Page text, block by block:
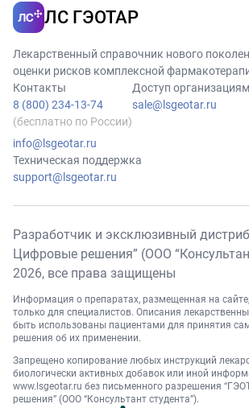
ЛС ГЭОТАР
Лекарственный справочник нового
оценки рисков комплексной
Контакты
8 (800) 234-13-74
(бесплатно по России)
info@lsgeotar.ru
Доступ организациям
sale@lsgeotar.ru
Техническая поддержка
support@lsgeotar.ru
Разработчик и эксклюзивный
Цифровые решения” (ООО
2026, все права защищены
Информация о препаратах, размещенная на
только для специалистов. Описания
быть использованы пациентами для принятия
решения об их применении.
Запрещено копирование любых инструкций
биологически активных добавок или иной
www.lsgeotar.ru без письменного разрешения
решения” (ООО “Консультант студента”).